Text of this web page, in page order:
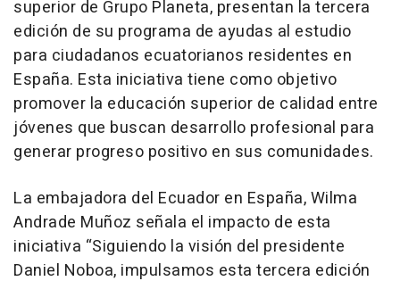
superior de Grupo Planeta, presentan la tercera
edición de su programa de ayudas al estudio
para ciudadanos ecuatorianos residentes en
España. Esta iniciativa tiene como objetivo
promover la educación superior de calidad entre
jóvenes que buscan desarrollo profesional para
generar progreso positivo en sus comunidades.
La embajadora del Ecuador en España, Wilma
Andrade Muñoz señala el impacto de esta
iniciativa “Siguiendo la visión del presidente
Daniel Noboa, impulsamos esta tercera edición